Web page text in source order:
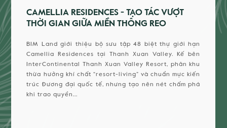
CAMELLIA RESIDENCES - TẠO TÁC VƯỢT
THỜI GIAN GIỮA MIỀN THÔNG REO
BIM Land giới thiệu bộ sưu tập 48 biệt thự giới hạn
Camellia Residences tại Thanh Xuan Valley. Kế bên
InterContinental Thanh Xuan Valley Resort, phân khu
thừa hưởng khí chất “resort-living” và chuẩn mực kiến
trúc Đương đại quốc tế, nhưng tạo nên nét chấm phá
khi trao quyền...